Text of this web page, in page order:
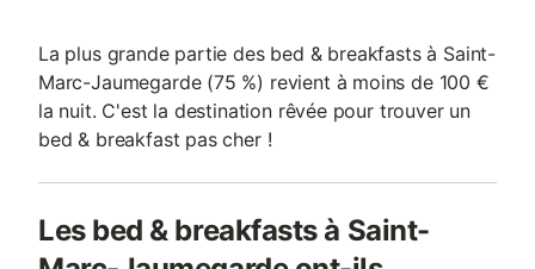
La plus grande partie des bed & breakfasts à Saint-
Marc-Jaumegarde (75 %) revient à moins de 100 €
la nuit. C'est la destination rêvée pour trouver un
bed & breakfast pas cher !
Les bed & breakfasts à Saint-